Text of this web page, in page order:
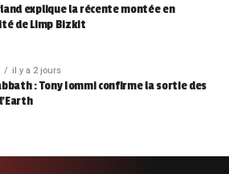
explique la récente montée en
de Limp Bizkit
il y a 2 jours
: Tony Iommi confirme la sortie des